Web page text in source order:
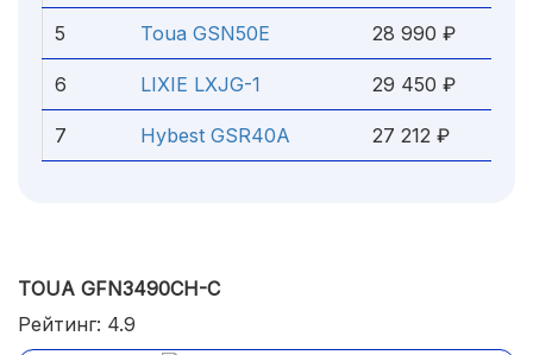
5 Toua GSN50E 28 990 ₽
6 LIXIE LXJG-1 29 450 ₽
7 Hybest GSR40A 27 212 ₽
TOUA GFN3490CH-C
Рейтинг: 4.9